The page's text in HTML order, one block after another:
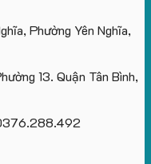
GấuPhường Yên Nghĩa,
13. Quận Tân Bình,